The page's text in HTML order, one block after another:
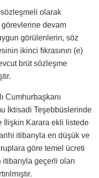
olarak
görevlerine devam
görülenlerin, söz
ikinci fıkrasının (e)
brüt sözleşme
Cumhurbaşkanı
İktisadi Teşebbüslerinde
İlişkin Karara ekli listede
itibarıyla en düşük ve
göre temel ücreti
geçerli olan